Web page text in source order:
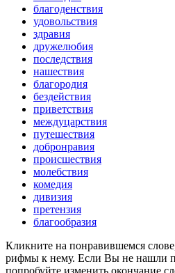
благоденствия
удовольствия
здравия
дружелюбия
последствия
нашествия
благородия
бездействия
приветствия
междуцарствия
путешествия
добронравия
происшествия
молебствия
комедия
дивизия
претензия
благообразия
Кликните на понравившемся
рифмы к нему. Если Вы не нашли
попробуйте изменить окончание